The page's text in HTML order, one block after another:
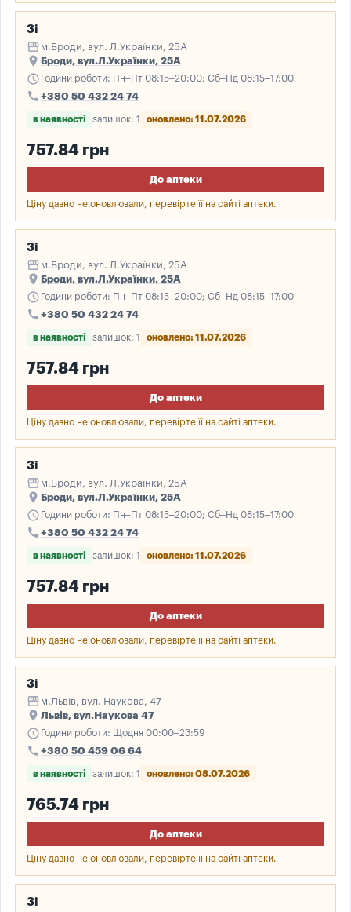
3і
storefront м.Броди, вул. Л.Українки, 25А
place Броди, вул.Л.Українки, 25А
schedule Години роботи: Пн–Пт 08:15–20:00; Сб–Нд 08:15–17:00
call +380 50 432 24 74
в наявності залишок: 1 оновлено: 11.07.2026
757.84 грн
До аптеки
Ціну давно не оновлювали, перевірте її на сайті аптеки.
3і
storefront м.Броди, вул. Л.Українки, 25А
place Броди, вул.Л.Українки, 25А
schedule Години роботи: Пн–Пт 08:15–20:00; Сб–Нд 08:15–17:00
call +380 50 432 24 74
в наявності залишок: 1 оновлено: 11.07.2026
757.84 грн
До аптеки
Ціну давно не оновлювали, перевірте її на сайті аптеки.
3і
storefront м.Броди, вул. Л.Українки, 25А
place Броди, вул.Л.Українки, 25А
schedule Години роботи: Пн–Пт 08:15–20:00; Сб–Нд 08:15–17:00
call +380 50 432 24 74
в наявності залишок: 1 оновлено: 11.07.2026
757.84 грн
До аптеки
Ціну давно не оновлювали, перевірте її на сайті аптеки.
3і
storefront м.Львів, вул. Наукова, 47
place Львів, вул.Наукова 47
schedule Години роботи: Щодня 00:00–23:59
call +380 50 459 06 64
в наявності залишок: 1 оновлено: 08.07.2026
765.74 грн
До аптеки
Ціну давно не оновлювали, перевірте її на сайті аптеки.
3і